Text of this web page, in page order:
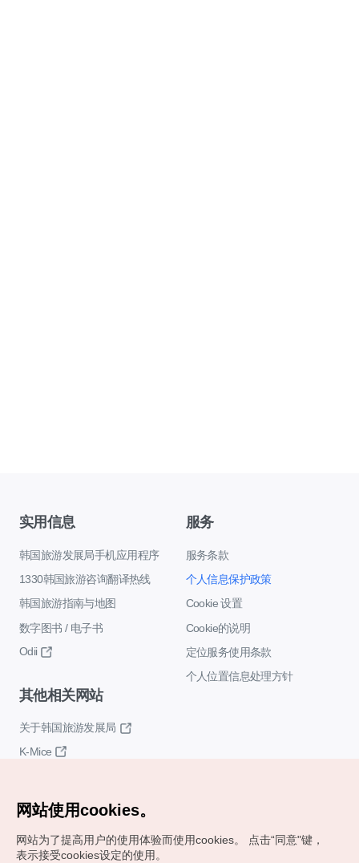
实用信息
韩国旅游发展局手机应用程序
1330韩国旅游咨询翻译热线
韩国旅游指南与地图
数字图书 / 电子书
Odii
服务
服务条款
个人信息保护政策
Cookie 设置
Cookie的说明
定位服务使用条款
个人位置信息处理方针
其他相关网站
关于韩国旅游发展局
K-Mice
网站使用cookies。
网站为了提高用户的使用体验而使用cookies。
点击“同意"键，
表示接受cookies设定的使用。